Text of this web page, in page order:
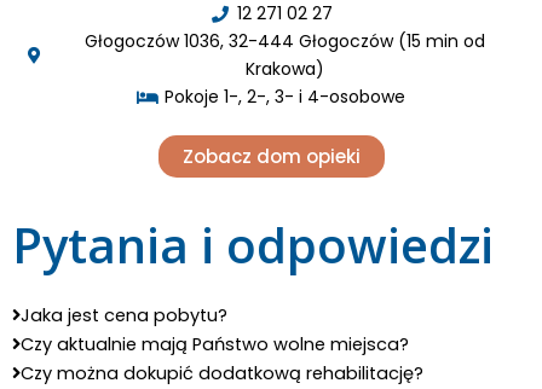
12 271 02 27
Głogoczów 1036, 32-444 Głogoczów (15 min od
Krakowa)
Pokoje 1-, 2-, 3- i 4-osobowe
Zobacz dom opieki
Pytania i odpowiedzi
Jaka jest cena pobytu?
Czy aktualnie mają Państwo wolne miejsca?
Czy można dokupić dodatkową rehabilitację?